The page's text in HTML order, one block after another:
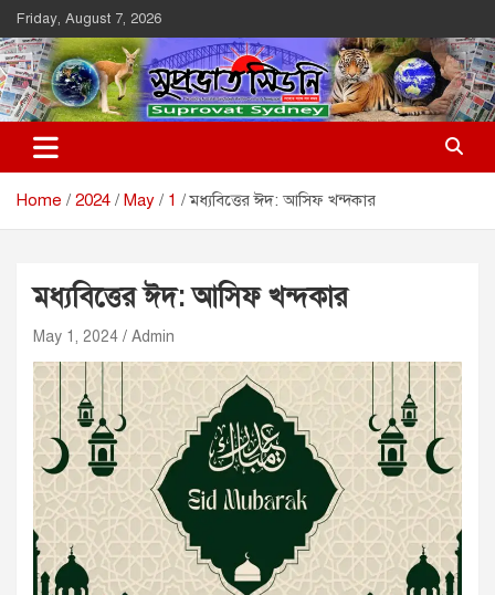
Skip
to
content
Friday, August 7, 2026
Suprovat Sydney
The Leading Bangladesh Community Newspaper In Australia
Home 2024 May 1 মধ্যবিত্তের ঈদ: আসিফ খন্দকার
মধ্যবিত্তের ঈদ: আসিফ খন্দকার
May 1, 2024 Admin